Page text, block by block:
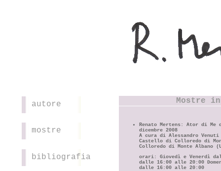
autore
mostre
bibliografia
Mostre
Renato Mertens: Ator di Me
dicembre 2008
A cura di Alessandro
Castello di Colloredo di
Colloredo di Monte Albano
orari: Giovedì e Venerdì
dalle 16:00 alle 20:00
dalle 16:00 alle 20:00